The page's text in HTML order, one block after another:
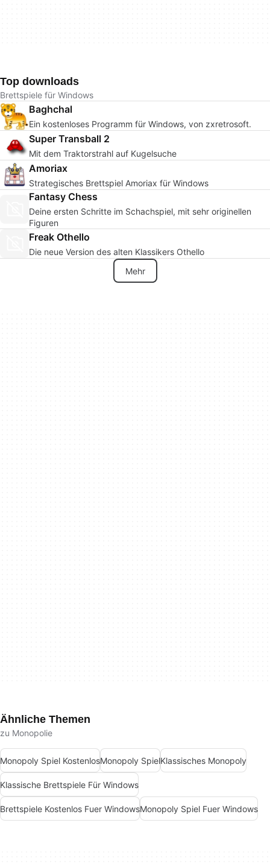
Top downloads
Brettspiele für Windows
Baghchal
Ein kostenloses Programm für Windows, von zxretrosoft.
Super Transball 2
Mit dem Traktorstrahl auf Kugelsuche
Amoriax
Strategisches Brettspiel Amoriax für Windows
Fantasy Chess
Deine ersten Schritte im Schachspiel, mit sehr originellen
Figuren
Freak Othello
Die neue Version des alten Klassikers Othello
Mehr
Ähnliche Themen
zu Monopolie
Monopoly Spiel KostenlosMonopoly SpielKlassisches Monopoly
Klassische Brettspiele Für Windows
Brettspiele Kostenlos Fuer WindowsMonopoly Spiel Fuer Windows